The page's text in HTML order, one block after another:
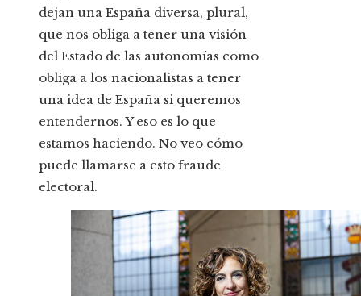
dejan una España diversa, plural,
que nos obliga a tener una visión
del Estado de las autonomías como
obliga a los nacionalistas a tener
una idea de España si queremos
entendernos. Y eso es lo que
estamos haciendo. No veo cómo
puede llamarse a esto fraude
electoral.